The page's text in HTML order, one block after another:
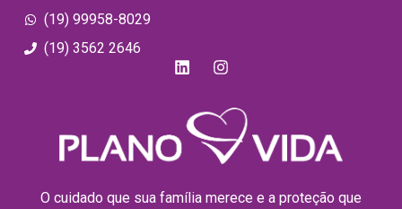
O cuidado que sua família merece e a proteção que
(19) 99958-8029
(19) 3562 2646